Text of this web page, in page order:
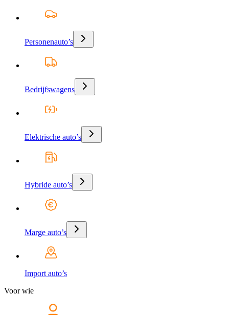
Personenauto’s
Bedrijfswagens
Elektrische auto’s
Hybride auto’s
Marge auto’s
Import auto’s
Voor wie